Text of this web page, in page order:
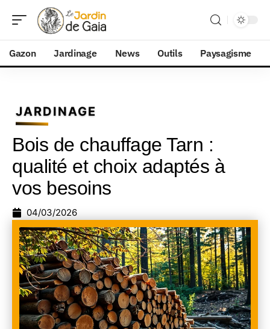
Gazon Jardinage News Outils Paysagisme
JARDINAGE
Bois de chauffage Tarn :
qualité et choix adaptés à
vos besoins
04/03/2026